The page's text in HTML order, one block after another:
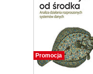
Promocja